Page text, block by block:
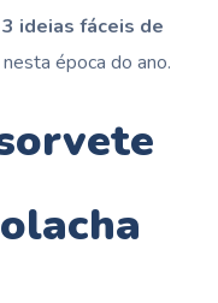
3 ideias fáceis de
época do ano.